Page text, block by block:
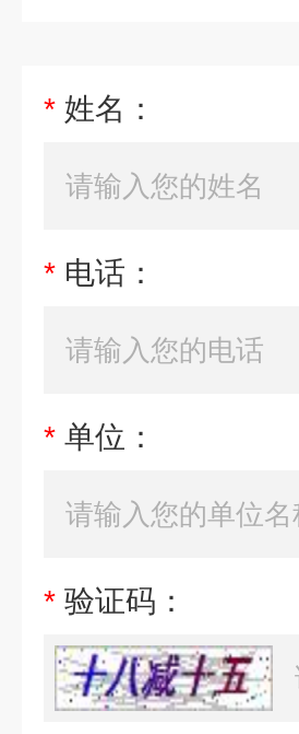
* 姓名：
* 电话：
* 单位：
* 验证码：